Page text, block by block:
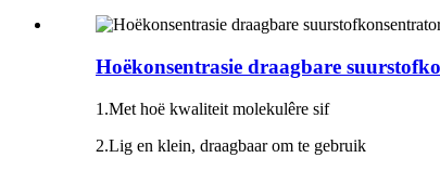
Hoëkonsentrasie draagbare
1.Met hoë kwaliteit molekulêre sif
2.Lig en klein, draagbaar om te gebruik